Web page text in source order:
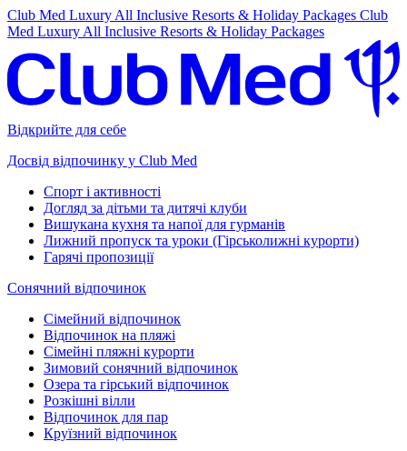
Club Med Luxury All Inclusive Resorts & Holiday Packages Club
Med Luxury All Inclusive Resorts & Holiday Packages
Відкрийте для себе
Досвід відпочинку у Club Med
Спорт і активності
Догляд за дітьми та дитячі клуби
Вишукана кухня та напої для гурманів
Лижний пропуск та уроки (Гірськолижні курорти)
Гарячі пропозиції
Сонячний відпочинок
Сімейний відпочинок
Відпочинок на пляжі
Сімейні пляжні курорти
Зимовий сонячний відпочинок
Озера та гірський відпочинок
Розкішні вілли
Відпочинок для пар
Круїзний відпочинок